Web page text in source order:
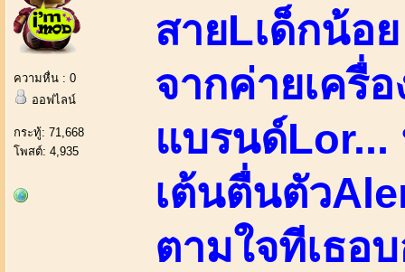
ความหื่น : 0
ออฟไลน์
กระทู้: 71,668
โพสต์: 4,935
สายLเด็กน้อ
จากค่ายเครื่อ
แบรนด์
เต้นตื่นตัว
ตามใจทีเธอ